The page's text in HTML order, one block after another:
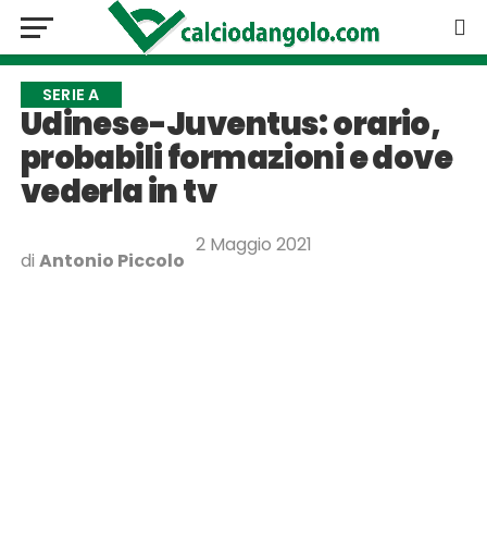
SERIE A
Udinese-Juventus: orario,
probabili formazioni e dove
vederla in tv
di Antonio Piccolo
2 Maggio 2021